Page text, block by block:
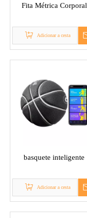
Fita Métrica Corporal
Adicionar a cesta
basquete inteligente
Adicionar a cesta